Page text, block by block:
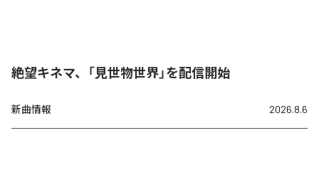
絶望キネマ、「見世物世界」を配信開始
新曲情報 2026.8.6